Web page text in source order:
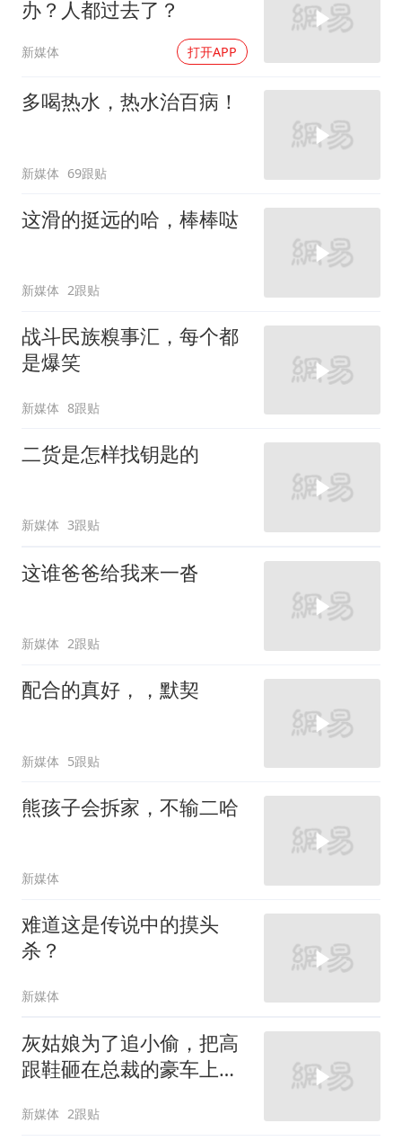
办？人都过去了？
新媒体 打开APP
多喝热水，热水治百病！
新媒体 69跟贴
这滑的挺远的哈，棒棒哒
新媒体 2跟贴
战斗民族糗事汇，每个都
是爆笑
新媒体 8跟贴
二货是怎样找钥匙的
新媒体 3跟贴
这谁爸爸给我来一沓
新媒体 2跟贴
配合的真好，，默契
新媒体 5跟贴
熊孩子会拆家，不输二哈
新媒体
难道这是传说中的摸头
杀？
新媒体
灰姑娘为了追小偷，把高
跟鞋砸在总裁的豪车上，
新媒体 2跟贴